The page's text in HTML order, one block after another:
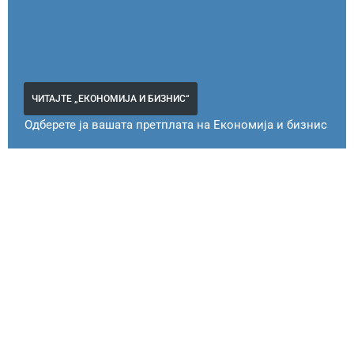
ЧИТАЈТЕ „ЕКОНОМИЈА И БИЗНИС“
Одберете ја вашата претплата на Економија и бизнис